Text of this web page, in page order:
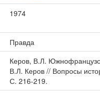
1974
Правда
Керов, В.Л.
В.Л. Керов // Вопросы
С. 216-219.